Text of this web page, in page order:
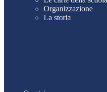
Organizzazione
La storia